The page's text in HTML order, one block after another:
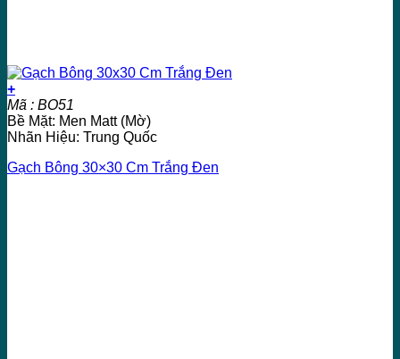
+
Mã : BO51
Bề Mặt: Men Matt (Mờ)
Nhãn Hiệu: Trung Quốc
Gạch Bông 30×30 Cm Trắng Đen